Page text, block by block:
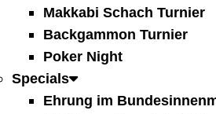
Makkabi Schach Turnier
Backgammon Turnier
Poker Night
Specials
Ehrung im